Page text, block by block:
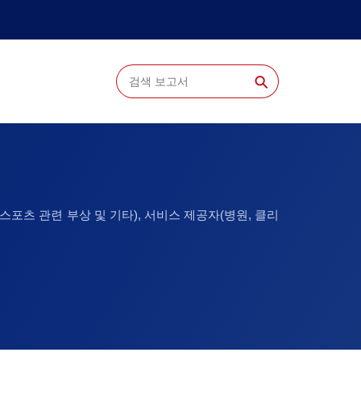
⚲
포츠 관련 부상 및 기타), 서비스 제공자(병원, 클리